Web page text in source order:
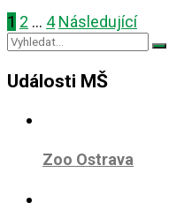
1 2 … 4 Následující
Události MŠ
Zoo Ostrava